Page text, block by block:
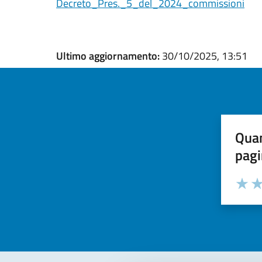
Decreto_Pres._5_del_2024_commissioni
Ultimo aggiornamento:30/10/2025, 13:51
Valuta